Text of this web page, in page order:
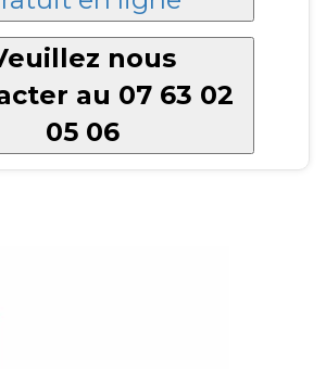
nous
au 07 63 02
05 06